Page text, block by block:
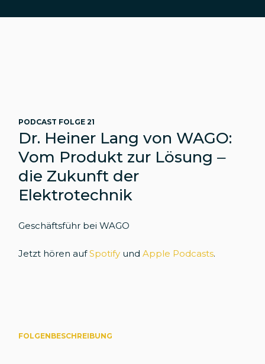
PODCAST FOLGE 21
Dr. Heiner Lang von WAGO:
Vom Produkt zur Lösung –
die Zukunft der
Elektrotechnik
Geschäftsführ bei WAGO
Jetzt hören aufSpotify undApple Podcasts.
FOLGENBESCHREIBUNG